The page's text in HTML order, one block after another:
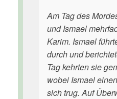
Am Tag des
und Ismael
Karim. Ismael
durch und
Tag kehrten sie
wobei Ismael
sich trug. Auf